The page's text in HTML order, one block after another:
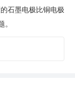
石墨电极比铜电极
有铜1/30。它是